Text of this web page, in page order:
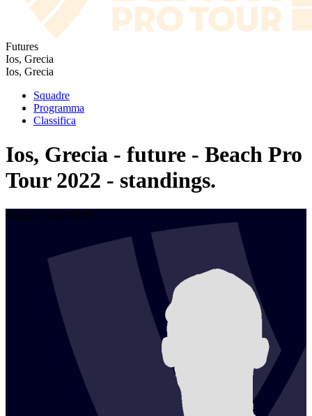
Futures
Ios, Grecia
Ios, Grecia
Squadre
Programma
Classifica
Ios, Grecia - future - Beach Pro
Tour 2022 - standings.
Migliori realizzatori